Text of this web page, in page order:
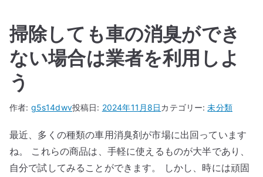
掃除しても車の消臭ができ
ない場合は業者を利用しよ
う
作者: g5s14dwv投稿日: 2024年11月8日カテゴリー:未分類
最近、多くの種類の車用消臭剤が市場に出回っています
ね。 これらの商品は、手軽に使えるものが大半であり、
自分で試してみることができます。 しかし、時には頑固